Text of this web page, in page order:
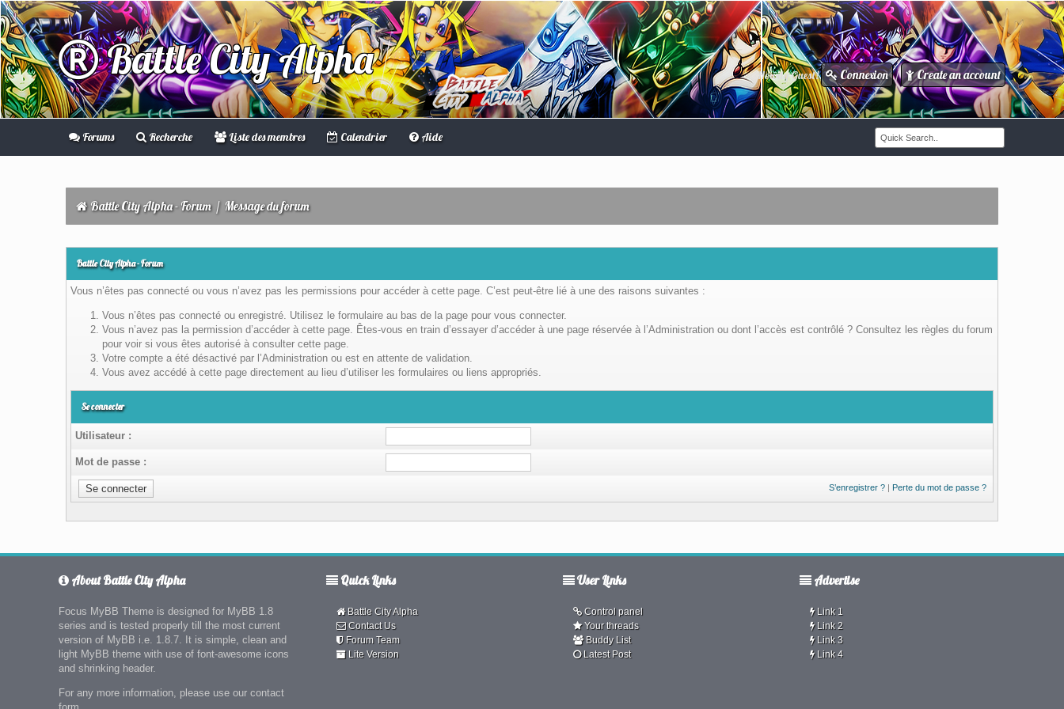
Battle City Alpha Howdy Guest! Connexion / Create an account
Forums Recherche Liste des membres Calendrier Aide
Battle City Alpha - Forum / Message du forum
Battle City Alpha - Forum
Vous n’êtes pas connecté ou vous n’avez pas les permissions pour accéder à cette page. C’est peut-être lié à une des raisons suivantes :
Vous n’êtes pas connecté ou enregistré. Utilisez le formulaire au bas de la page pour vous connecter.
Vous n’avez pas la permission d’accéder à cette page. Êtes-vous en train d’essayer d’accéder à une page réservée à l’Administration ou dont l’accès est contrôlé ? Consultez les règles du forum
pour voir si vous êtes autorisé à consulter cette page.
Votre compte a été désactivé par l’Administration ou est en attente de validation.
Vous avez accédé à cette page directement au lieu d’utiliser les formulaires ou liens appropriés.
Se connecter
Utilisateur :
Mot de passe :
S’enregistrer ?| Perte du mot de passe ?
About Battle City Alpha
Focus MyBB Theme is designed for MyBB 1.8
series and is tested properly till the most current
version of MyBB i.e. 1.8.7. It is simple, clean and
light MyBB theme with use of font-awesome icons
and shrinking header.
For any more information, please use our contact
Quick Links
Battle City Alpha
Contact Us
Forum Team
Lite Version
User Links
Control panel
Your threads
Buddy List
Latest Post
Advertise
Link 1
Link 2
Link 3
Link 4